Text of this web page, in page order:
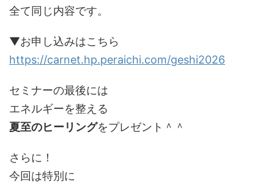
全て同じ内容です。
▼お申し込みはこちら
https://carnet.hp.peraichi.com/geshi2026
セミナーの最後には
エネルギーを整える
夏至のヒーリングをプレゼント＾＾
さらに！
今回は特別に